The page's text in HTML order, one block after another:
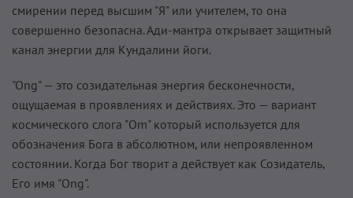
смирении перед высшим "Я" или учителем, то она
совершенно безопасна. Ади-мантра открывает защитный
канал энергии для Кундалини йоги.
"Ong" — это созидательная энергия бесконечности,
ощущаемая в проявлениях и действиях. Это — вариант
космического слога "Om" который используется для
обозначения Бога в абсолютном, или непроявленном
состоянии. Когда Бог творит а действует как Созидатель,
Его имя "Ong".